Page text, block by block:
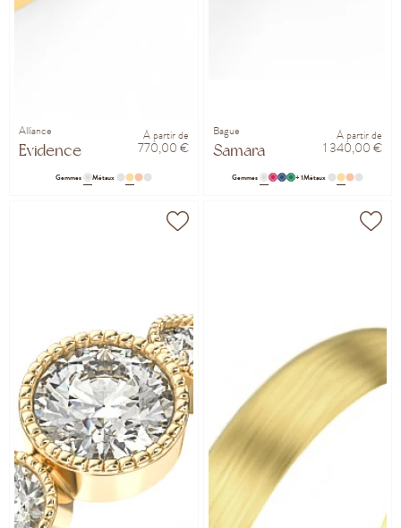
Alliance
Evidence
À partir de
770,00 €
Gemmes Métaux
Bague
Samara
À partir de
1 340,00 €
Gemmes + 1Métaux